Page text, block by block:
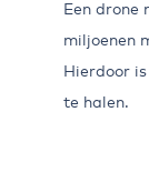
Een drone
miljoenen
Hierdoor
te halen.